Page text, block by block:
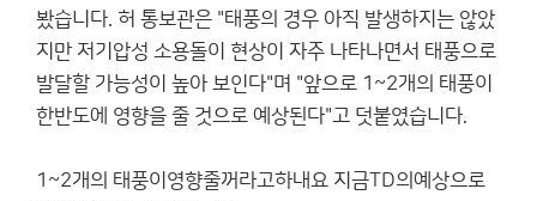
봤습니다. 허 통보관은 "태풍의 경우 아직 발생하지는 않았
지만 저기압성 소용돌이 현상이 자주 나타나면서 태풍으로
발달할 가능성이 높아 보인다"며 "앞으로 1~2개의 태풍이
한반도에 영향을 줄 것으로 예상된다"고 덧붙였습니다.
1~2개의 태풍이영향줄꺼라고하내요 지금TD의예상으로